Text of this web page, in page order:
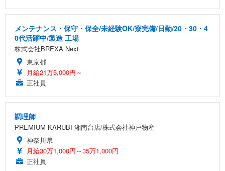
メンテナンス・保守・保全/未経験OK/寮完備/日勤/20・30・4
0代活躍中/製造 工場
株式会社BREXA Next
東京都
月給21万5,000円～
正社員
調理師
PREMIUM KARUBI 湘南台店/株式会社神戸物産
神奈川県
月給30万1,000円～35万1,000円
正社員